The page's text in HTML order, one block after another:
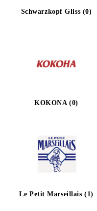
Schwarzkopf Gliss (0)
KOKONA (0)
Le Petit Marseillais (1)